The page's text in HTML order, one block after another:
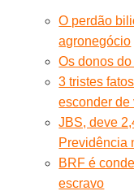
O perdão
agronegócio
Os donos
3 tristes
esconder de
JBS, deve
Previdência
BRF é
escravo